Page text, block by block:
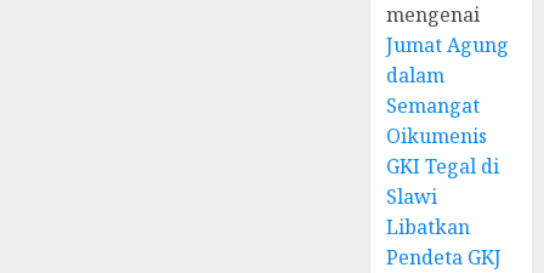
mengenai
Jumat Agung
dalam
Semangat
Oikumenis
GKI Tegal di
Slawi
Libatkan
Pendeta GKJ